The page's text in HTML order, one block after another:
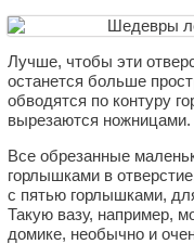
Лучше, чтобы эти
останется больше
обводятся по контуру
вырезаются ножницами.
Все обрезанные
горлышками в
с пятью горлышками,
Такую вазу, например,
домике, необычно и